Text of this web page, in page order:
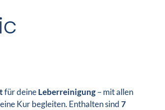
für deineLeberreinigung– mit allen
Kur begleiten. Enthalten sind7